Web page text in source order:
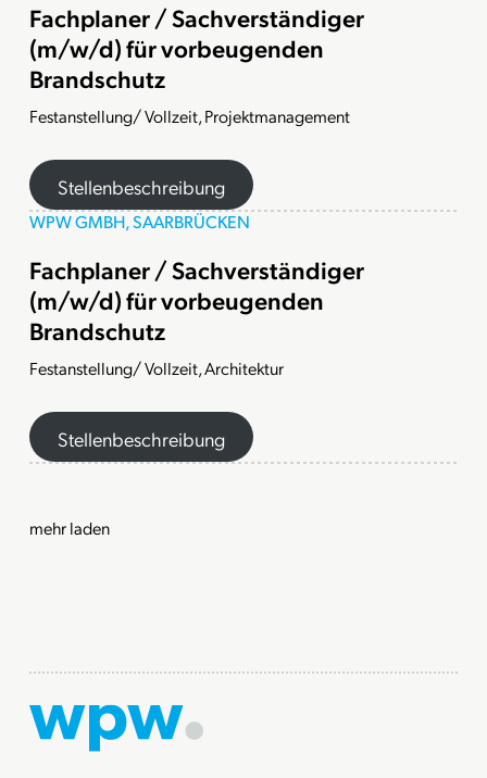
Fachplaner / Sachverständiger
(m/w/d) für vorbeugenden
Brandschutz
Festanstellung/ Vollzeit, Projektmanagement
Stellenbeschreibung
WPW GMBH, SAARBRÜCKEN
Fachplaner / Sachverständiger
(m/w/d) für vorbeugenden
Brandschutz
Festanstellung/ Vollzeit, Architektur
Stellenbeschreibung
mehr laden